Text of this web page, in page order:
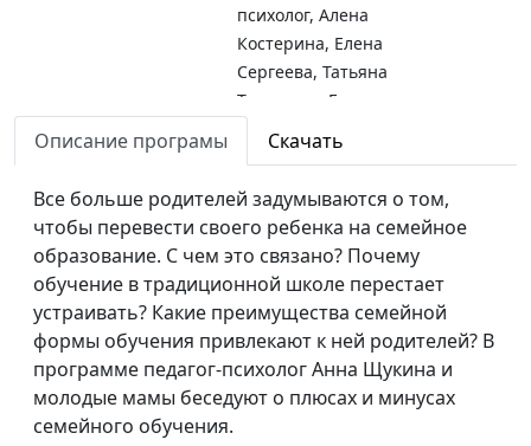
психолог, Алена
Костерина, Елена
Сергеева, Татьяна
Тимонина, Гегецик
выбрать
профессию?
Щукина, педагог–
психолог, Марина
Булатова, Светлана
Быкова, Нина
Никифорова, Арина
Воронина
Как пережить
семейный кризис?
Анна Ронжина, Анна
Описание програмы Скачать
Все больше родителей задумываются о том,
чтобы перевести своего ребенка на семейное
образование. С чем это связано? Почему
обучение в традиционной школе перестает
устраивать? Какие преимущества семейной
формы обучения привлекают к ней родителей? В
программе педагог-психолог Анна Щукина и
молодые мамы беседуют о плюсах и минусах
семейного обучения.